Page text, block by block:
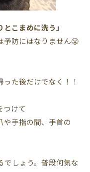
こまめに洗う」
予防にはなりません😤
た後だけでなく！！
つけて
や手指の間、手首の
でしょう。普段何気な